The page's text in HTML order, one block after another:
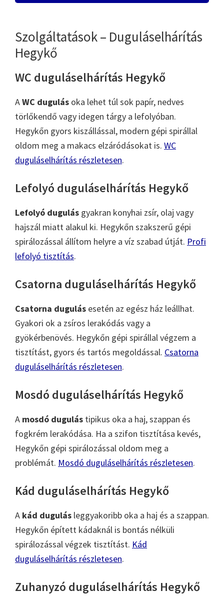
Szolgáltatások – Duguláselhárítás
Hegykő
WC duguláselhárítás Hegykő
AWC dugulás oka lehet túl sok papír, nedves
törlőkendő vagy idegen tárgy a lefolyóban.
Hegykőn gyors kiszállással, modern gépi spirállal
oldom meg a makacs elzáródásokat is. WC
duguláselhárítás részletesen.
Lefolyó duguláselhárítás Hegykő
Lefolyó dugulás gyakran konyhai zsír, olaj vagy
hajszál miatt alakul ki. Hegykőn szakszerű gépi
spirálozással állítom helyre a víz szabad útját. Profi
lefolyó tisztítás.
Csatorna duguláselhárítás Hegykő
Csatorna dugulás esetén az egész ház leállhat.
Gyakori ok a zsíros lerakódás vagy a
gyökérbenövés. Hegykőn gépi spirállal végzem a
tisztítást, gyors és tartós megoldással. Csatorna
duguláselhárítás részletesen.
Mosdó duguláselhárítás Hegykő
A mosdó dugulás tipikus oka a haj, szappan és
fogkrém lerakódása. Ha a szifon tisztítása kevés,
Hegykőn gépi spirálozással oldom meg a
problémát. Mosdó duguláselhárítás részletesen.
Kád duguláselhárítás Hegykő
A kád dugulás leggyakoribb oka a haj és a szappan.
Hegykőn épített kádaknál is bontás nélküli
spirálozással végzek tisztítást. Kád
duguláselhárítás részletesen.
Zuhanyzó duguláselhárítás Hegykő